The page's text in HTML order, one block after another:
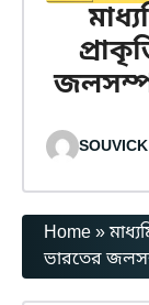
জলসম্পদ
SOUVICK
Home»
ভারতের